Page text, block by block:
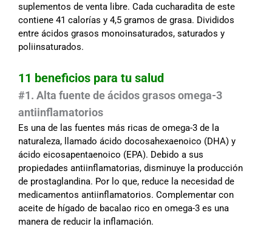
suplementos de venta libre. Cada cucharadita de este
contiene 41 calorías y 4,5 gramos de grasa. Divididos
entre ácidos grasos monoinsaturados, saturados y
poliinsaturados.
11 beneficios para tu salud
#1. Alta fuente de ácidos grasos omega-3
antiinflamatorios
Es una de las fuentes más ricas de omega-3 de la
naturaleza, llamado ácido docosahexaenoico (DHA) y
ácido eicosapentaenoico (EPA). Debido a sus
propiedades antiinflamatorias, disminuye la producción
de prostaglandina. Por lo que, reduce la necesidad de
medicamentos antiinflamatorios. Complementar con
aceite de hígado de bacalao rico en omega-3 es una
manera de reducir la inflamación.